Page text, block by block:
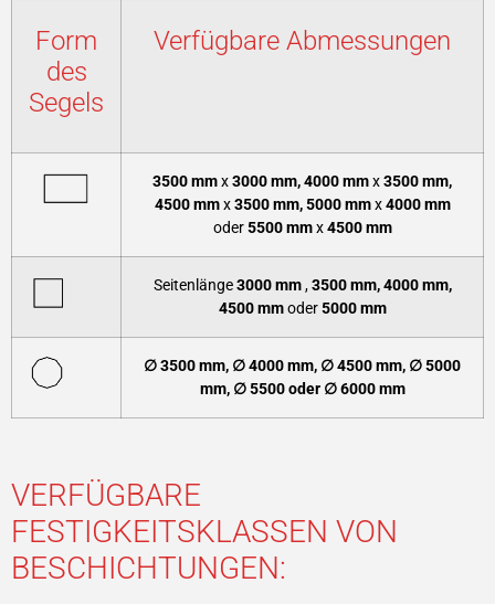
Form
des
Segels
Verfügbare Abmessungen
3500 mmx3000mm,4000 mmx3500mm,
4500 mmx3500 mm, 5000 mmx4000 mm
oder5500 mmx4500 mm
Seitenlänge3000 mm,3500 mm, 4000 mm,
4500 mmoder5000 mm
∅ 3500 mm, ∅ 4000 mm, ∅ 4500 mm, ∅ 5000
mm, ∅ 5500 oder ∅ 6000 mm
VERFÜGBARE
FESTIGKEITSKLASSEN VON
BESCHICHTUNGEN: